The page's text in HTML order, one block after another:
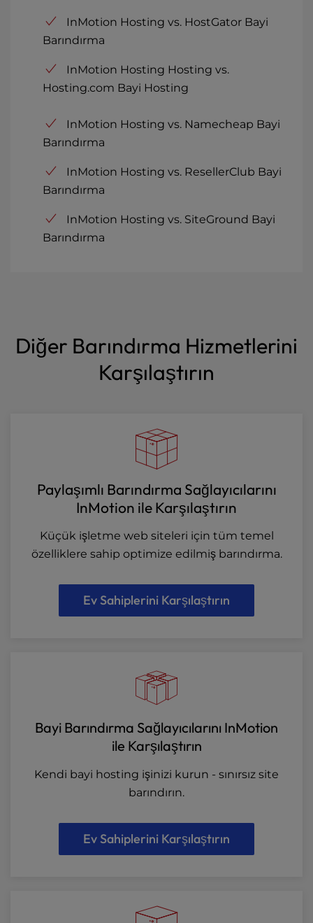
InMotion Hosting vs. HostGator Bayi
Barındırma
InMotion Hosting Hosting vs.
Hosting.com Bayi Hosting
InMotion Hosting vs. Namecheap Bayi
Barındırma
InMotion Hosting vs. ResellerClub Bayi
Barındırma
InMotion Hosting vs. SiteGround Bayi
Barındırma
Diğer Barındırma Hizmetlerini
Karşılaştırın
Paylaşımlı Barındırma Sağlayıcılarını
InMotion ile Karşılaştırın
Küçük işletme web siteleri için tüm temel
özelliklere sahip optimize edilmiş barındırma.
Ev Sahiplerini Karşılaştırın
Bayi Barındırma Sağlayıcılarını InMotion
ile Karşılaştırın
Kendi bayi hosting işinizi kurun - sınırsız site
barındırın.
Ev Sahiplerini Karşılaştırın